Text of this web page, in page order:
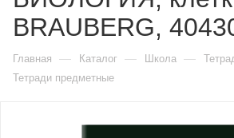
BRAUBERG,
Главная — Каталог — Школа —
Тетради предметные